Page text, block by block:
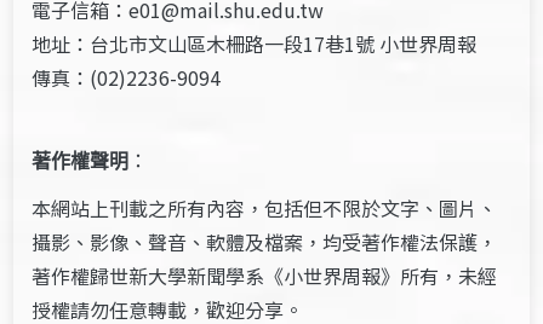
電子信箱：e01@mail.shu.edu.tw
地址：台北市文山區木柵路一段17巷1號 小世界周報
傳真：(02)2236-9094
著作權聲明 ：
本網站上刊載之所有內容，包括但不限於文字、圖片、
攝影、影像、聲音、軟體及檔案，均受著作權法保護，
著作權歸世新大學新聞學系《小世界周報》所有，未經
授權請勿任意轉載，歡迎分享。